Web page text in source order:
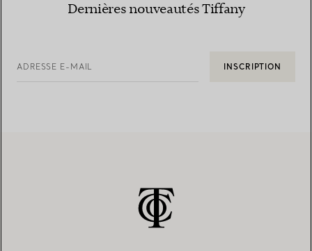
Dernières nouveautés Tiffany
ADRESSE E-MAIL INSCRIPTION